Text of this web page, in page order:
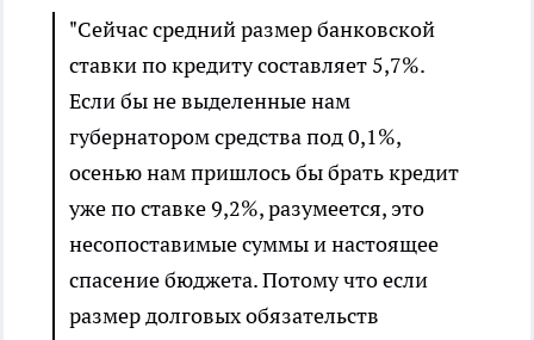
"Сейчас средний размер банковской
ставки по кредиту составляет 5,7%.
Если бы не выделенные нам
губернатором средства под 0,1%,
осенью нам пришлось бы брать кредит
уже по ставке 9,2%, разумеется, это
несопоставимые суммы и настоящее
спасение бюджета. Потому что если
размер долговых обязательств